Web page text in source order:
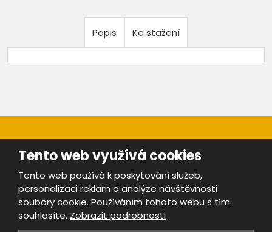
Popis Ke stažení
Provozovatel portálu ŠROTY.cz je
Mapa stránek |Bezpečnost a ochrana osobních údajů
Podmínky použití
Tento web využívá cookies
Tento web používá k poskytování služeb,
personalizaci reklam a analýze návštěvnosti
soubory cookie. Používáním tohoto webu s tím
souhlasíte. Zobrazit podrobnosti